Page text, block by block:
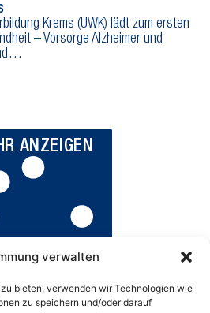
verwalten
bieten, verwenden wir Technologien wie
zu speichern und/oder darauf
Krems (UWK) lädt zum ersten
– Vorsorge Alzheimer und
ANZEIGEN